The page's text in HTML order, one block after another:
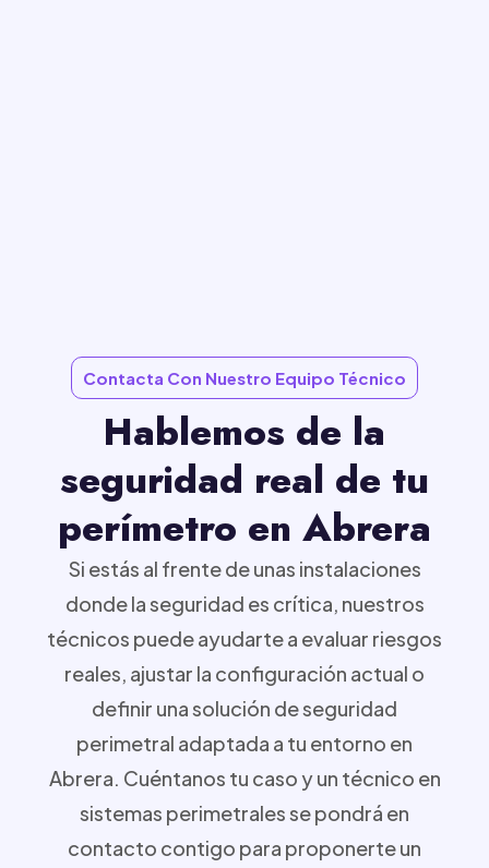
Contacta Con Nuestro Equipo Técnico
Hablemos de la
seguridad real de tu
perímetro en Abrera
Si estás al frente de unas instalaciones
donde la seguridad es crítica, nuestros
técnicos puede ayudarte a evaluar riesgos
reales, ajustar la configuración actual o
definir una solución de seguridad
perimetral adaptada a tu entorno en
Abrera. Cuéntanos tu caso y un técnico en
sistemas perimetrales se pondrá en
contacto contigo para proponerte un